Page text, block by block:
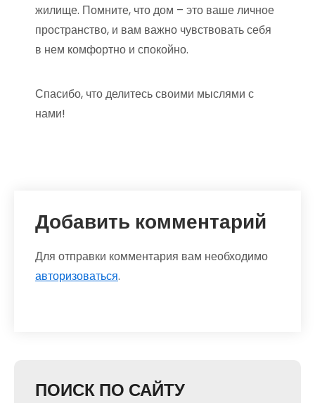
жилище. Помните, что дом – это ваше личное
пространство, и вам важно чувствовать себя
в нем комфортно и спокойно.
Спасибо, что делитесь своими мыслями с
нами!
Добавить комментарий
Для отправки комментария вам необходимо
авторизоваться.
ПОИСК ПО САЙТУ